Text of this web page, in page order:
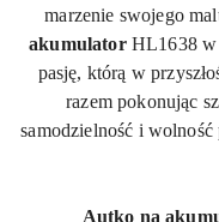
marzenie swojego
akumulatorHL1638 w
pasję, którą w
razem pokonując
samodzielność i wolność
Autko na